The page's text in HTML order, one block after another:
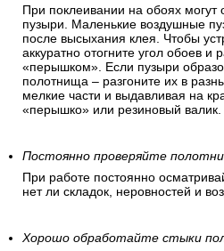
При поклеивании на обоях могут
пузыри. Маленькие воздушные
после высыхания клея. Чтобы
аккуратно отогните угол обоев и
«перышком». Если пузыри
полотнища – разгоните их в
мелкие части и выдавливая на
«перышко» или резиновый валик.
Постоянно проверяйте
При работе постоянно
нет ли складок, неровностей и
Хорошо обработайте стыки